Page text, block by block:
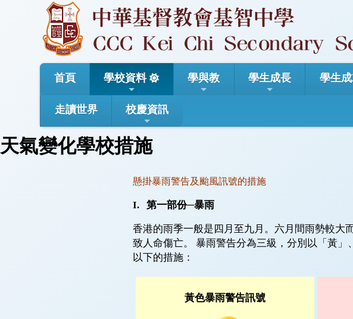
首頁 學校資料 學與教 學生成長 學生
走讀世界 校慶資訊
天氣變化學校措施